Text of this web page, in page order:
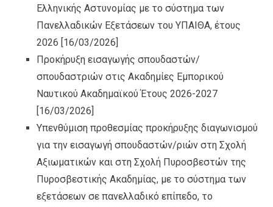
Ελληνικής Αστυνομίας με το σύστημα των
Πανελλαδικών Εξετάσεων του ΥΠΑΙΘΑ, έτους
2026 [16/03/2026]
Προκήρυξη εισαγωγής σπουδαστών/
σπουδαστριών στις Ακαδημίες Εμπορικού
Ναυτικού Ακαδημαϊκού Έτους 2026-2027
[16/03/2026]
Υπενθύμιση προθεσμίας προκήρυξης διαγωνισμού
για την εισαγωγή σπουδαστών/ριών στη Σχολή
Αξιωματικών και στη Σχολή Πυροσβεστών της
Πυροσβεστικής Ακαδημίας, με το σύστημα των
εξετάσεων σε πανελλαδικό επίπεδο, το